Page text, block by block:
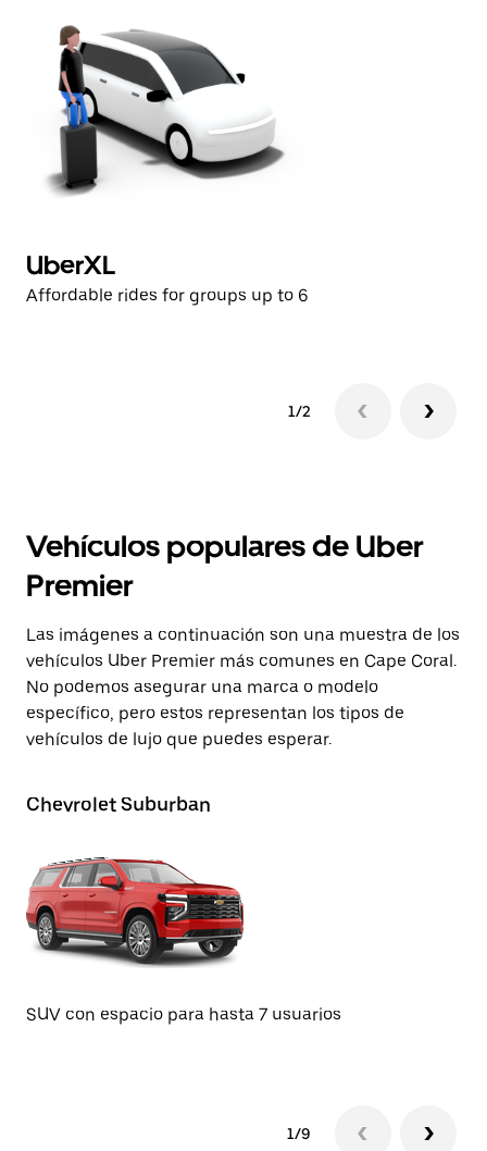
UberXL
Affordable rides for groups up to 6
1/2
Vehículos populares de Uber
Premier
Las imágenes a continuación son una muestra de los
vehículos Uber Premier más comunes en Cape Coral.
No podemos asegurar una marca o modelo
específico, pero estos representan los tipos de
vehículos de lujo que puedes esperar.
Chevrolet Suburban
SUV con espacio para hasta 7 usuarios
1/9